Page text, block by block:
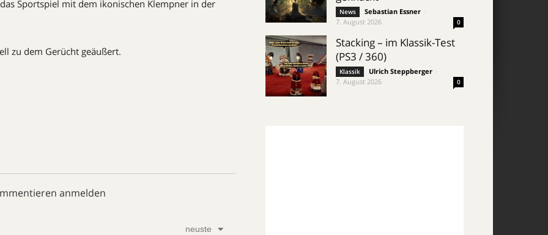
Sportspiel mit dem ikonischen Klempner in der
zu dem Gerücht geäußert.
anmelden
neuste
News Sebastian Essner
7. August 2026
0
Stacking – im Klassik-Test
(PS3 / 360)
Klassik Ulrich Steppberger
7. August 2026
0